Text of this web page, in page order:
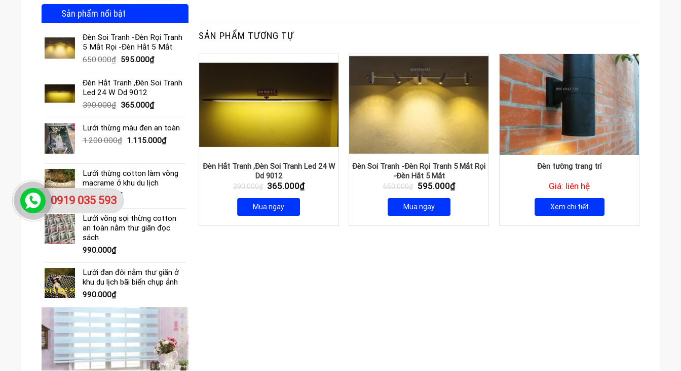
Sản phẩm nổi bật
Đèn Soi Tranh -Đèn Rọi Tranh
5 Mắt Rọi -Đèn Hắt 5 Mắt
650.000₫ Giá
là:
650.000₫.
595.000₫Giá
tại
595.000₫.
Đèn Hắt Tranh ,Đèn Soi Tranh
Led 24 W Dd 9012
390.000₫ Giá
là:
390.000₫.
365.000₫Giá
tại
là:
365.000₫.
Lưới thừng màu đen an toàn
1.200.000₫ Giá
1.200.000₫.
1.115.000₫Giá
là:
Lưới thừng cotton làm võng
macrame ở khu du lịch
4.000.000 ₫
Lưới võng sợi thừng cotton
an toàn nằm thư giãn đọc
sách
990.000₫
Lưới đan đôi nằm thư giãn ở
khu du lịch bãi biển chụp ảnh
990.000₫
SẢN PHẨM TƯƠNG TỰ
Đèn Hắt Tranh ,Đèn Soi Tranh Led 24 W
Dd 9012
390.000₫ Giá
390.000₫.
365.000₫Giá
hiện
Mua ngay
Đèn Soi Tranh -Đèn Rọi Tranh 5 Mắt Rọi
-Đèn Hắt 5 Mắt
650.000₫
Giá
650.000₫.
595.000₫Giá
hiện
Mua ngay
Đèn tường trang trí
Giá: liên hệ
Xem chi tiết
496.000₫
Mua ngay
0919 035 593